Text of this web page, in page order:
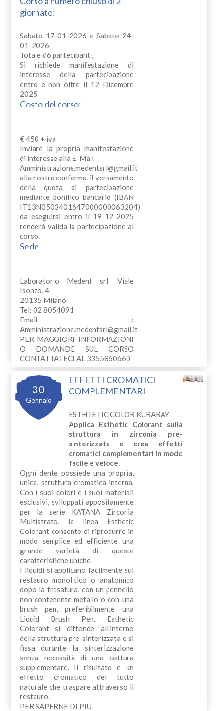
giornate:
Sabato 17-01-2026 e Sabato 24-
01-2026
Totale #6 partecipanti,
Si richiede manifestazione di
interesse della partecipazione
entro e non oltre il 12 Dicembre
2025
Costo del corso:
€ 450 + iva
Inviare la propria manifestazione
di interesse alla E-Mail
Amministrazione.medentsrl@gmail.it
alla nostra conferma, il versamento
della quota di partecipazione
mediante bonifico bancario (IBAN
IT13N0503401647000000063204)
da eseguirsi entro il 19-12-2025
renderà valida la partecipazione al
corso.
Sede
Laboratorio Medent srl, Viale
Isonzo, 4
20135 Milano
Tel: 02 8054091
Email :
Amministrazione.medentsrl@gmail.it
PER MAGGIORI INFORMAZIONI
O DOMANDE SUL CORSO
CONTATTATECI AL 3355860660
30
Gennaio
EFFETTI CROMATICI
COMPLEMENTARI
ESTHTETIC COLOR KURARAY
Applica Esthetic Colorant sulla
struttura in zirconia pre-
sinterizzata e crea effetti
cromatici complementari in modo
facile e veloce.
Ogni dente possiede una propria,
unica, struttura cromatica interna.
Con i suoi colori e i suoi materiali
esclusivi, sviluppati appositamente
per la serie KATANA Zirconia
Multistrato, la linea Esthetic
Colorant consente di riprodurre in
modo semplice ed efficiente una
grande varietà di queste
caratteristiche uniche.
I liquidi si applicano facilmente sul
restauro monolitico o anatomico
dopo la fresatura, con un pennello
non contenente metallo o con una
brush pen, preferibilmente una
Liquid Brush Pen. Esthetic
Colorant si diffonde all’interno
della struttura pre-sinterizzata e si
fissa durante la sinterizzazione
senza necessità di una cottura
supplementare. Il risultato è un
effetto cromatico del tutto
naturale che traspare attraverso il
restauro.
PER SAPERNE DI PIU’